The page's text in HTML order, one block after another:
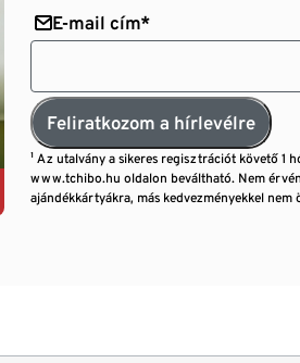
E-mail cím*
Feliratkozom a hírlevélre
¹ Az utalvány a sikeres regisztrációt követő 1
www.tchibo.hu oldalon beváltható. Nem
ajándékkártyákra, más kedvezményekkel